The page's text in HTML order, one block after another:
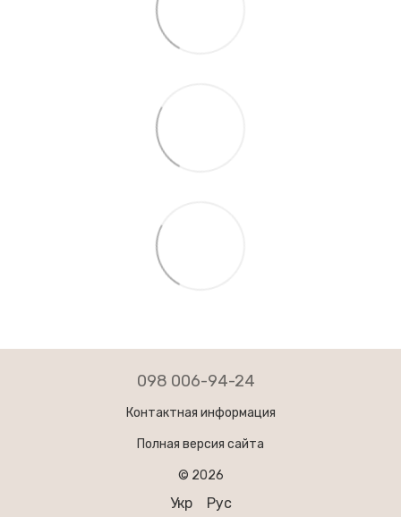
098 006-94-24
Контактная информация
Полная версия сайта
© 2026
Укр Рус